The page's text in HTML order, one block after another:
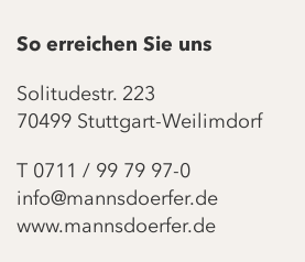
So erreichen Sie uns
Solitudestr. 223
70499 Stuttgart-Weilimdorf
T 0711 / 99 79 97-0
info@mannsdoerfer.de
www.mannsdoerfer.de